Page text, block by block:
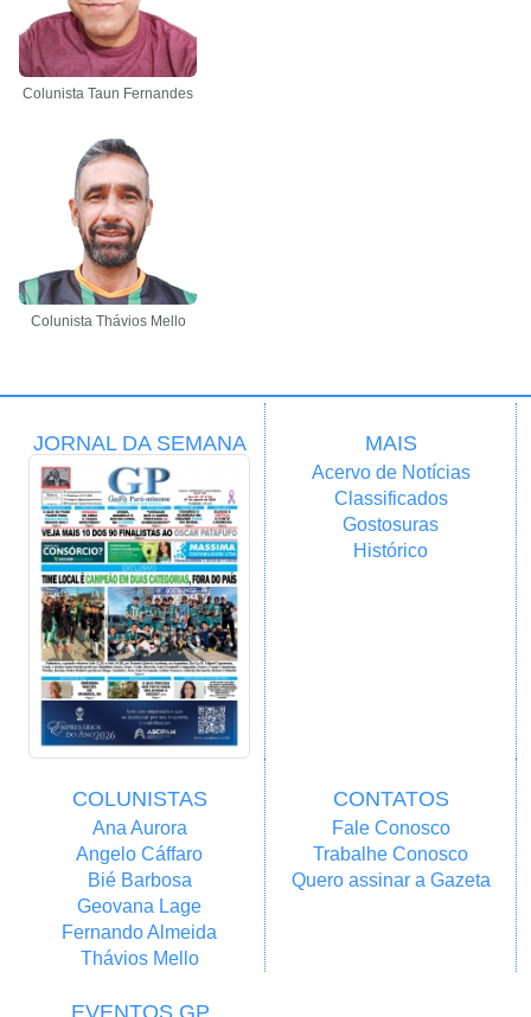
Colunista Taun Fernandes
Colunista Thávios Mello
JORNAL DA SEMANA MAIS
Acervo de Notícias
Classificados
Gostosuras
Histórico
COLUNISTAS
Ana Aurora
Angelo Cáffaro
Bié Barbosa
Geovana Lage
Fernando Almeida
Thávios Mello
CONTATOS
Fale Conosco
Trabalhe Conosco
Quero assinar a Gazeta